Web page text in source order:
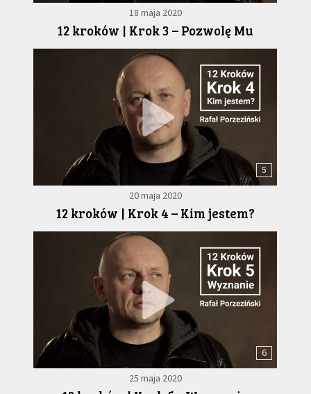
18 maja 2020
12 kroków | Krok 3 – Pozwolę Mu
5
20 maja 2020
12 kroków | Krok 4 – Kim jestem?
6
25 maja 2020